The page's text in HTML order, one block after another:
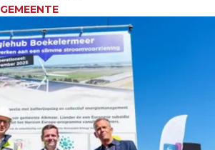
GEMEENTE